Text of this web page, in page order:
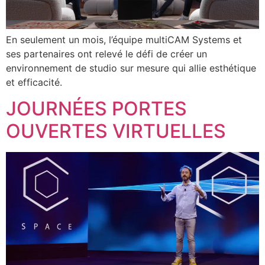
En seulement un mois, l’équipe multiCAM Systems et
ses partenaires ont relevé le défi de créer un
environnement de studio sur mesure qui allie esthétique
et efficacité.
JOURNÉES PORTES
OUVERTES VIRTUELLES